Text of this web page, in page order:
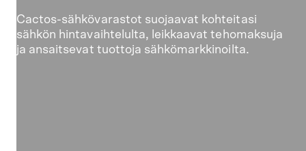
Cactos-sähkövarastot suojaavat kohteitasi
sähkön hintavaihtelulta, leikkaavat tehomaksuja
ja ansaitsevat tuottoja sähkömarkkinoilta.